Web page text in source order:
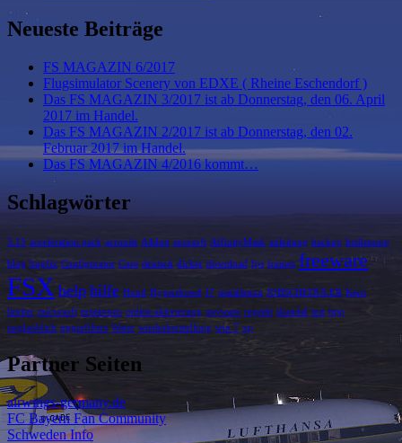
Neueste Beiträge
FS MAGAZIN 6/2017
Flugsimulator Scenery von EDXE ( Rheine Eschendorf )
Das FS MAGAZIN 3/2017 ist ab Donnerstag, den 06. April
2017 im Handel.
Das FS MAGAZIN 2/2017 ist ab Donnerstag, den 02.
Februar 2017 im Handel.
Das FS MAGAZIN 4/2016 kommt…
Schlagwörter
3.15 acceleration pack acronist Addon aerosoft AffinityMask anleitung backup bedienung
blog bugfix Configurator Core deutsch dicker download fps frames freeware
FSX help hilfe Hund Hyperthreed I7 installation JOBSCHEDULER Kern
limiter microsoft missionen online aktivierung payware regedit skandal test tipp
unglaublich upperfilters Water wiederherstellung win 7 xp
Partner Seiten
airwings-germany.de
FC Bayern Fan Community
Schweden Info